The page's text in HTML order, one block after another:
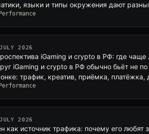
языки и типы окружения дают
2026
iGaming и crypto в РФ: где чаще
iGaming и crypto в РФ обычно бьёт не
трафик, креатив, приёмка,
2026
как источник трафика: почему его любят